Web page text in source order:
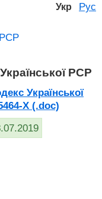
Укр Рус
РСР
РСР
Української
X (.doc)